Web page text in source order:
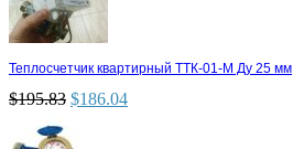
Теплосчетчик квартирный ТТК-01-М Ду 25 мм
$195.83 $186.04